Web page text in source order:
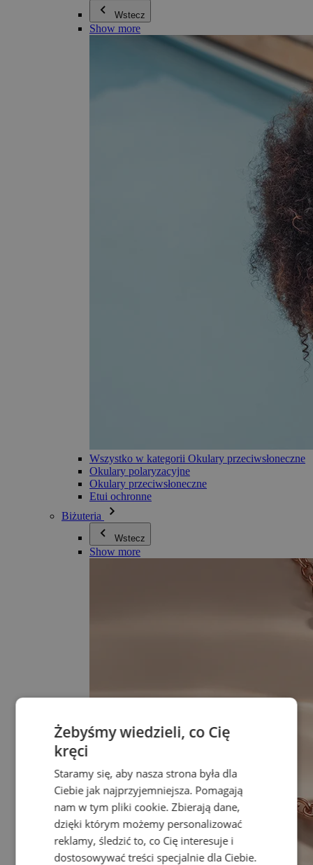
Wstecz
Show more
Wszystko w kategorii Okulary przeciwsłoneczne
Okulary polaryzacyjne
Okulary przeciwsłoneczne
Etui ochronne
Biżuteria
Wstecz
Show more
Żebyśmy wiedzieli, co Cię
kręci
Staramy się, aby nasza strona była dla
Ciebie jak najprzyjemniejsza. Pomagają
nam w tym pliki cookie. Zbierają dane,
dzięki którym możemy personalizować
reklamy, śledzić to, co Cię interesuje i
dostosowywać treści specjalnie dla Ciebie.